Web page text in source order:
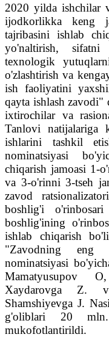
2020 yilda ishchilar
ijodkorlikka keng
tajribasini ishlab
yo'naltirish,
texnologik
o'zlashtirish va
ish faoliyatini
qayta ishlash zavodi"
ixtirochilar va
Tanlovi natijalariga
ishlarini tashkil
nominatsiyasi
chiqarish jamoasi 1-
va 3-o'rinni 3-tseh
zavod
boshlig'i
boshlig'ining
ishlab chiqarish
"Zavodning eng
nominatsiyasi
Mamatyusupov
Xaydarovga Z.
Shamshiyevga J.
g'oliblari 20
mukofotlantirildi.